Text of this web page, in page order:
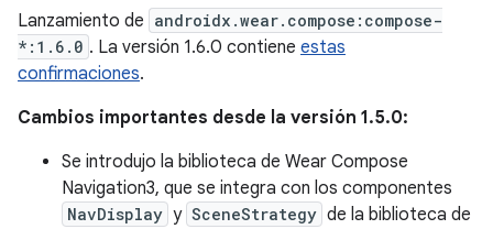
Lanzamiento de androidx.wear.compose:compose-
*:1.6.0 . La versión 1.6.0 contiene estas
confirmaciones.
Cambios importantes desde la versión 1.5.0:
Se introdujo la biblioteca de Wear Compose
Navigation3, que se integra con los componentes
NavDisplay y SceneStrategy de la biblioteca de